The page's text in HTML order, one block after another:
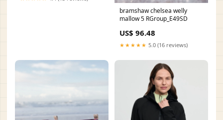
bramshaw chelsea welly
mallow 5 RGroup_E49SD
US$ 96.48
★★★★★ 5.0 (16 reviews)